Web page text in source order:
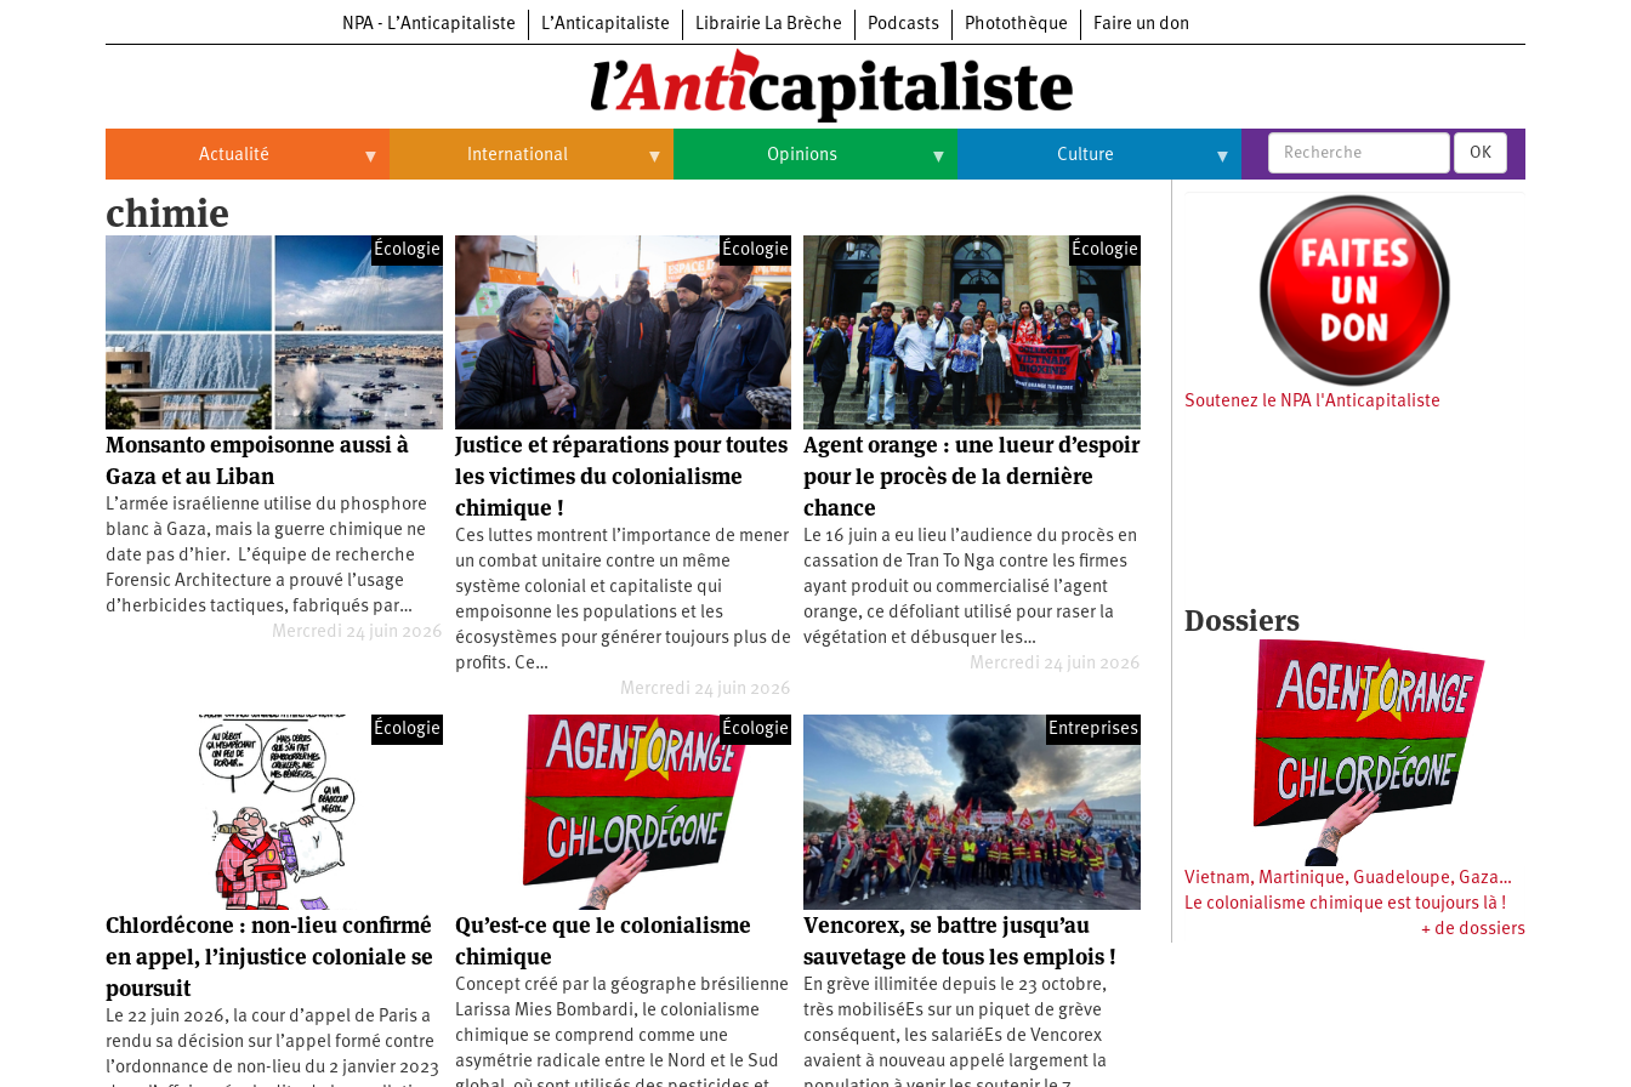
NPA - L’Anticapitaliste L’Anticapitaliste Librairie La Brèche Podcasts Photothèque Faire un don
Actualité
Actualité
Politique
Entreprises
Entreprises
Automobile
Commerce
Hôpitaux
SNCF
Oppressions
Oppressions
Féminisme
LGBTI
Économie
Éducation
Santé
Vidéos
International
Brésil
Chine
États-
Unis
Continents
Continents
Afrique
Amérique
Amérique
latine
Europe
Opinions
Histoire
Culture
Arts
Cinéma
Expositions
Livres
OK
chimie
Écologie
Monsanto empoisonne aussi à
Gaza et au Liban
L’armée israélienne utilise du phosphore
blanc à Gaza, mais la guerre chimique ne
date pas d’hier. L’équipe de recherche
Forensic Architecture a prouvé l’usage
d’herbicides tactiques, fabriqués par…
Mercredi 24 juin 2026
Écologie
Justice et réparations pour toutes
les victimes du colonialisme
chimique !
Ces luttes montrent l’importance de mener
un combat unitaire contre un même
système colonial et capitaliste qui
empoisonne les populations et les
écosystèmes pour générer toujours plus de
profits. Ce…
Mercredi 24 juin 2026
Écologie
Agent orange : une lueur d’espoir
pour le procès de la dernière
chance
Le 16 juin a eu lieu l’audience du procès en
cassation de Tran To Nga contre les firmes
ayant produit ou commercialisé l’agent
orange, ce défoliant utilisé pour raser la
végétation et débusquer les…
Mercredi 24 juin 2026
Écologie
Chlordécone : non-lieu confirmé
en appel, l’injustice coloniale se
poursuit
Le 22 juin 2026, la cour d’appel de Paris a
rendu sa décision sur l’appel formé contre
l’ordonnance de non-lieu du 2 janvier 2023
Écologie
Qu’est-ce que le colonialisme
chimique
Concept créé par la géographe brésilienne
Larissa Mies Bombardi, le colonialisme
chimique se comprend comme une
asymétrie radicale entre le Nord et le Sud
Entreprises
Vencorex, se battre jusqu’au
sauvetage de tous les emplois !
En grève illimitée depuis le 23 octobre,
très mobiliséEs sur un piquet de grève
conséquent, les salariéEs de Vencorex
avaient à nouveau appelé largement la
Soutenez le NPA l'Anticapitaliste
Dossiers
Vietnam, Martinique, Guadeloupe, Gaza…
Le colonialisme chimique est toujours là !
+ de dossiers